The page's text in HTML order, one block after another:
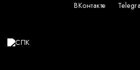
ВКонтакте